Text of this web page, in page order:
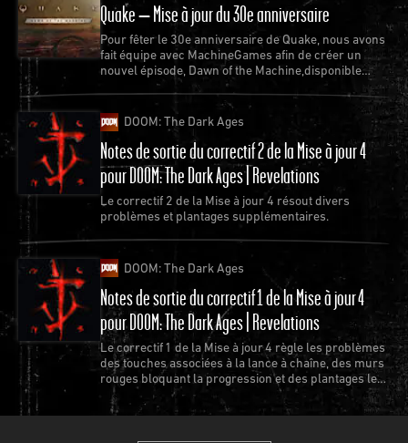
Quake – Mise à jour du 30e anniversaire
Pour fêter le 30e anniversaire de Quake, nous avons
fait équipe avec MachineGames afin de créer un
nouvel épisode, Dawn of the Machine,disponible
gratuitement pour Quake.
DOOM: The Dark Ages
Notes de sortie du correctif 2 de la Mise à jour 4
pour DOOM: The Dark Ages | Revelations
Le correctif 2 de la Mise à jour 4 résout divers
problèmes et plantages supplémentaires.
DOOM: The Dark Ages
Notes de sortie du correctif 1 de la Mise à jour 4
pour DOOM: The Dark Ages | Revelations
Le correctif 1 de la Mise à jour 4 règle les problèmes
des touches associées à la lance à chaîne, des murs
rouges bloquant la progression et des plantages les
plus récurrents.